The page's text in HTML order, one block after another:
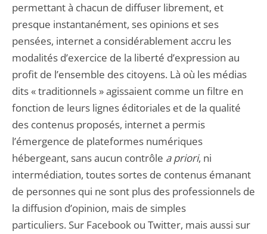
permettant à chacun de diffuser librement, et
presque instantanément, ses opinions et ses
pensées, internet a considérablement accru les
modalités d’exercice de la liberté d’expression au
profit de l’ensemble des citoyens. Là où les médias
dits « traditionnels » agissaient comme un filtre en
fonction de leurs lignes éditoriales et de la qualité
des contenus proposés, internet a permis
l’émergence de plateformes numériques
hébergeant, sans aucun contrôle a priori, ni
intermédiation, toutes sortes de contenus émanant
de personnes qui ne sont plus des professionnels de
la diffusion d’opinion, mais de simples
particuliers. Sur Facebook ou Twitter, mais aussi sur